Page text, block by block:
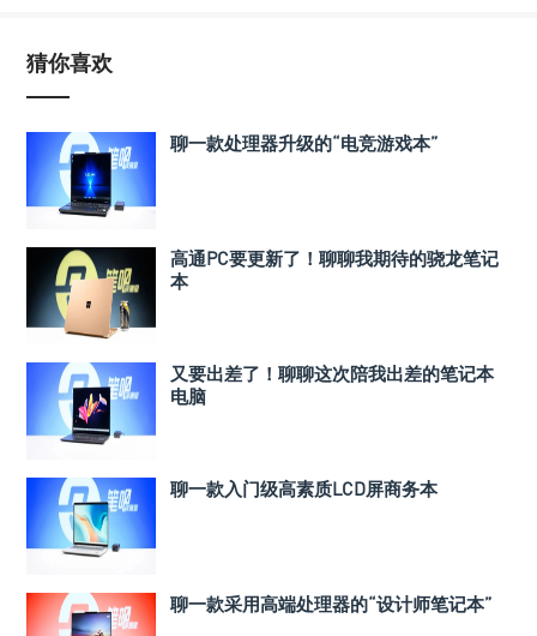
猜你喜欢
聊一款处理器升级的“电竞游戏本”
高通PC要更新了！聊聊我期待的骁龙笔记
本
又要出差了！聊聊这次陪我出差的笔记本
电脑
聊一款入门级高素质LCD屏商务本
聊一款采用高端处理器的“设计师笔记本”